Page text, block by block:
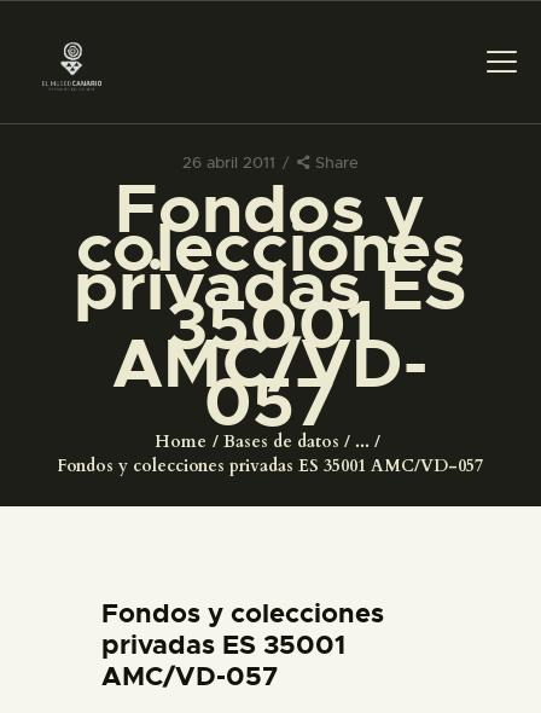
26 abril 2011 Share
Fondos y
colecciones
privadas ES
35001
AMC/VD-
057
Home Bases de datos
...
Fondos y colecciones privadas ES 35001 AMC/VD-057
PREPARAR LA VISITA
ACTIVIDADES
█
EL MUSEO
ESPAÑOL
Fondos y colecciones
privadas ES 35001
AMC/VD-057